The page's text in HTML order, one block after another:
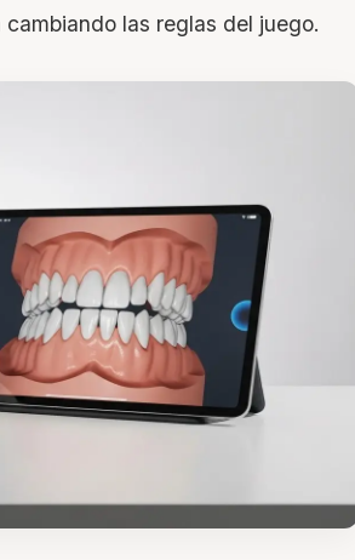
las reglas del juego.